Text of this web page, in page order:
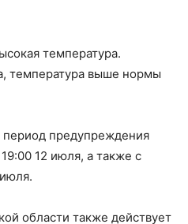
температура.
температура выше нормы
период предупреждения
12 июля, а также с
области также действует